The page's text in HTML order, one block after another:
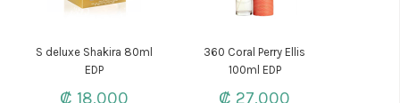
S deluxe Shakira 80ml
EDP
₡ 18,000
360 Coral Perry Ellis
100ml EDP
₡ 27,000